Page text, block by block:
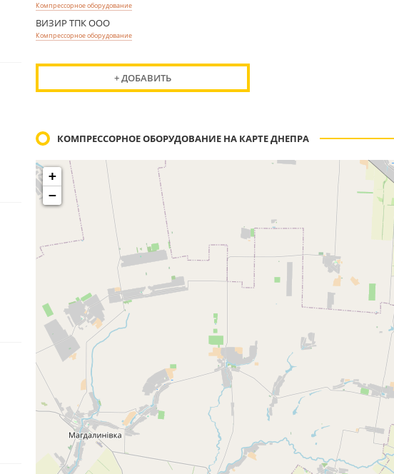
Компрессорное оборудование
ВИЗИР ТПК ООО
Компрессорное оборудование
+ ДОБАВИТЬ
КОМПРЕССОРНОЕ ОБОРУДОВАНИЕ НА КАРТЕ ДНЕПРА
+
−